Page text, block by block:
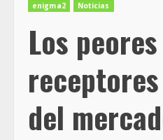
enigma2 Noticias
Los peores
del